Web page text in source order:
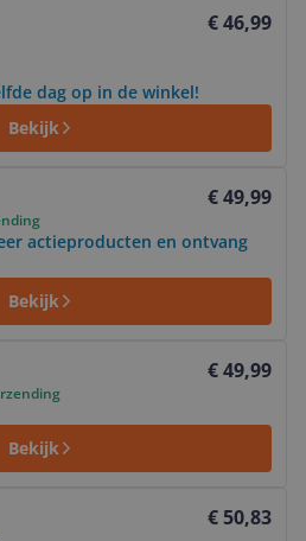
€ 46,99
dag op in de winkel!
Bekijk
€ 49,99
actieproducten en ontvang
Bekijk
€ 49,99
Bekijk
€ 50,83